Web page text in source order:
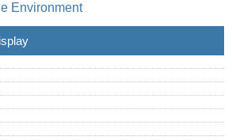
Environment